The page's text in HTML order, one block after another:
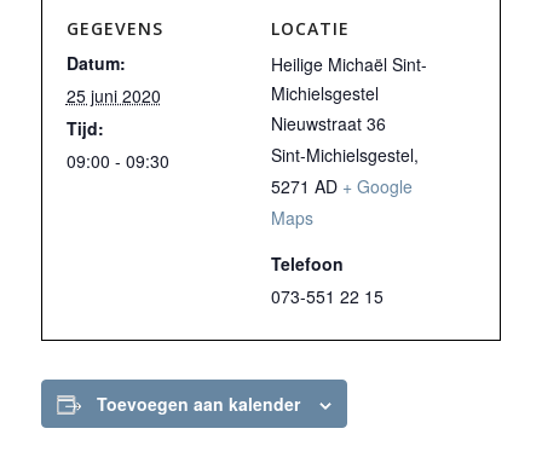
GEGEVENS
Datum:
25 juni 2020
Tijd:
09:00 - 09:30
LOCATIE
Heilige Michaël Sint-
Michielsgestel
Nieuwstraat 36
Sint-Michielsgestel,
5271 AD + Google
Maps
Telefoon
073-551 22 15
Toevoegen aan kalender